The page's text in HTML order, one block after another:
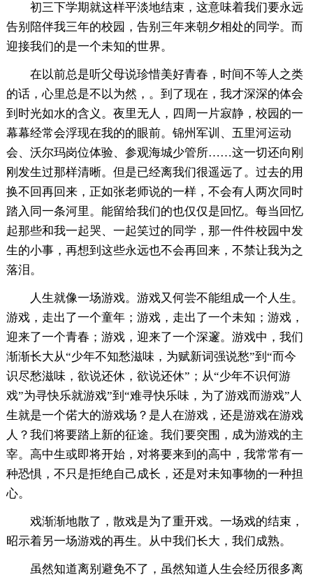
初三下学期就这样平淡地结束，这意味着我们要永远
告别陪伴我三年的校园，告别三年来朝夕相处的同学。而
迎接我们的是一个未知的世界。
在以前总是听父母说珍惜美好青春，时间不等人之类
的话，心里总是不以为然，。到了现在，我才深深的体会
到时光如水的含义。夜里无人，四周一片寂静，校园的一
幕幕经常会浮现在我的的眼前。锦州军训、五里河运动
会、沃尔玛岗位体验、参观海城少管所……这一切还向刚
刚发生过那样清晰。但是已经离我们很遥远了。过去的用
换不回再回来，正如张老师说的一样，不会有人两次同时
踏入同一条河里。能留给我们的也仅仅是回忆。每当回忆
起那些和我一起哭、一起笑过的同学，那一件件校园中发
生的小事，再想到这些永远也不会再回来，不禁让我为之
落泪。
人生就像一场游戏。游戏又何尝不能组成一个人生。
游戏，走出了一个童年；游戏，走出了一个未知；游戏，
迎来了一个青春；游戏，迎来了一个深邃。游戏中，我们
渐渐长大从“少年不知愁滋味，为赋新词强说愁”到“而今
识尽愁滋味，欲说还休，欲说还休”；从“少年不识何游
戏”为寻快乐就游戏”到“难寻快乐味，为了游戏而游戏”人
生就是一个偌大的游戏场？是人在游戏，还是游戏在游戏
人？我们将要踏上新的征途。我们要突围，成为游戏的主
宰。高中生或即将开始，对将要来到的高中，我常常有一
种恐惧，不只是拒绝自己成长，还是对未知事物的一种担
心。
戏渐渐地散了，散戏是为了重开戏。一场戏的结束，
昭示着另一场游戏的再生。从中我们长大，我们成熟。
虽然知道离别避免不了，虽然知道人生会经历很多离